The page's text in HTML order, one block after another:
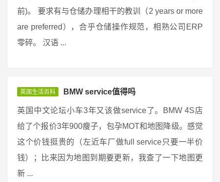
前)。 要求有与仓储办理相干的教训（2 years or more
are preferred），合乎仓储操作规范，相熟公司ERP
零碎。 汉语 ...
英国生活百科 BMW service值得吗
英国中文论坛小车3年又该做service了。BMW 4S店
给了个报价3年900瘦子，包孕MOT和地图降级。感觉
这个价钱挺贵的（左近车厂做full service只要一半价
钱）；比来因为地图到期要更新，我查了一下地图更
新 ...